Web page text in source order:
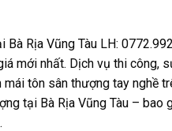
Rịa Vũng Tàu LH:
mới nhất. Dịch vụ thi công,
tôn sân thượng tay nghề
tại Bà Rịa Vũng Tàu – bao